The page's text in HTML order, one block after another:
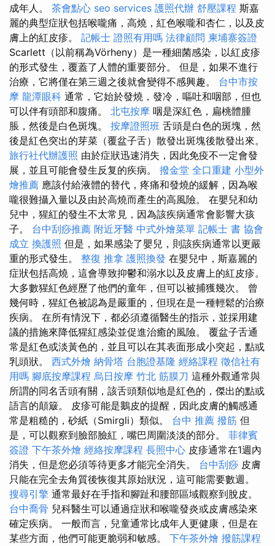
成年人。 茶會點心 seo services 護照代辦 舒壓課程 斯嘉
麗的典型症狀包括喉嚨痛，高燒，紅色喉嚨和杏仁，以及皮
膚上的紅皮疹。 記帳士 證照有用嗎 法律顧問 柬埔寨簽證
Scarlett（以前稱為Vörheny）是一種細菌感染，以紅皮疹
的形式發生，覆蓋了人體的重要部分。 但是，如果不進行
治療，它將僅在第三週之後就會變得不感興趣。 台中市按
摩 龍潭眼科 通常，它始於發燒，發冷，嘔吐和咽部，但也
可以伴有頭部和腹痛。 北屯按摩 咽是深紅色，扁桃體腫
脹，然後是白色斑塊。 按摩證照班 舌頭是白色的斑塊，然
後是紅色突出的芽菜（覆盆子舌）散發出斑塊後散發出來。
旅行社代辦護照 由於症狀迅速消失，因此免疫不一定會發
展，並且可能會發生反复的疾病。 撥金堂 全口重建 小型外
燴推薦 應該付給液體的替代，疼痛和發燒的緩解，因為喉
嚨很難攝入量以及由於高燒而產生的高風險。 在嬰兒和幼
兒中，猩紅的發生不太常見，因為該疾病通常會影響大孩
子。 台中刮痧推薦 附近牙醫 中式外燴菜單 記帳士 書 協會
成立 換護照 但是，如果感染了嬰兒，則該疾病通常以更嚴
重的形式發生。 整復 推拿 護照換發 在嬰兒中，斯嘉麗的
症狀包括高燒，這會導致抑鬱和溺水以及皮膚上的紅皮疹。
大多數猩紅色經歷了他們的童年，但可以被捕獲幾次。 曾
幾何時，猩紅色被認為是嚴重的，但現在是一種輕鬆的治療
疾病。 在所有情況下，都必須遵循醫生的指示，並採用建
議的措施來降低猩紅感染並促進治癒的風險。 覆盆子舌通
常是紅色或淡黃色的，並且可以在其表面形成小突起，點或
乳頭狀。 西式外燴 納骨塔 台胞證基隆 經絡課程 徵信社有
用嗎 腳底按摩課程 烏日按摩 竹北 筋膜刀 這種外觀通常與
所謂的同名舌頭有關，該舌頭類似地是紅色的，傑出的點或
語言的顛簸。 皮疹可能是鵝皮的提醒，因此皮膚的觸感通
常是粗糙的，砂紙（Smirgli）類似。 台中 推薦 撥筋 但
是，可以觀察到臉部臉紅，嘴巴周圍淡淡的部分。 菲律賓
簽證 下午茶外燴 經絡按摩課程 長照中心 皮疹通常在1週內
消失，但是您必須等待更多才能完全消失。 台中刮痧 皮膚
只能在完全去角質後恢復其原始狀況，這可能需要數週。
搜尋引擎 通常最好在手指和腳趾和腰部區域觀察到脫皮。
台中喬骨 兒科醫生可以通過症狀和喉嚨發炎或皮膚感染來
確定疾病。 一般而言，兒童通常比成年人更健康，但是在
某些方面，他們可能更脆弱和敏感。 下午茶外燴 撥筋課程